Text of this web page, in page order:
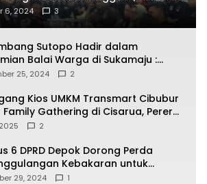
Dan Jalani Apa Yang di
RAKERCABSUS
6, 2024 3
Sutopo Hadir dalam
Balai Warga di Sukamaju :
Baru untuk Kolaborasi dan
25, 2024 2
Kios UMKM Transmart Cibubur
Family Gathering di Cisarua, Pererat
dan Kekompakan
2
6 DPRD Depok Dorong Perda
Kebakaran untuk
Warga
29, 2024 1